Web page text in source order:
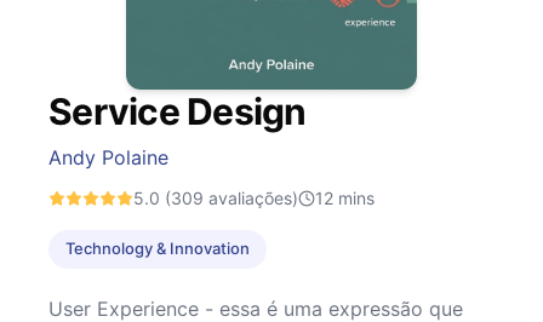
Service Design
Andy Polaine
5.0 (309 avaliações) 12 mins
Technology & Innovation
User Experience - essa é uma expressão que